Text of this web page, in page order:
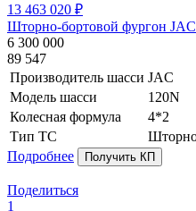
13 463 020 ₽
Шторно-бортовой фургон
6 300 000
89 547
Производитель шасси JAC
Модель шасси
120N
Колесная формула
4*2
Тип ТС
Подробнее
Получить КП
Поделиться
1